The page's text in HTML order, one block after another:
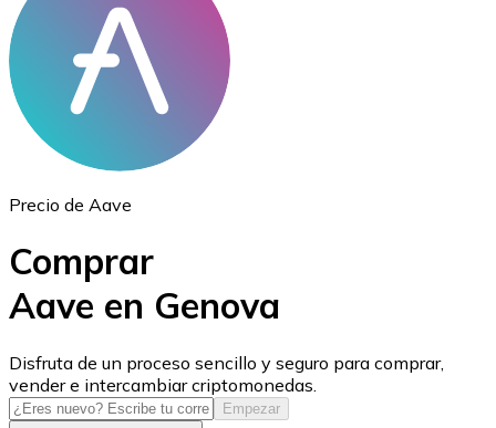
Ethereum
ETH
USD Coin
USDC
Precio de Aave
Comprar
Aave en Genova
Disfruta de un proceso sencillo y seguro para comprar,
vender e intercambiar criptomonedas.
Empezar